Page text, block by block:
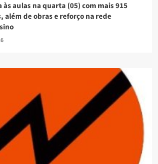
aulas na quarta (05) com mais 915
além de obras e reforço na rede